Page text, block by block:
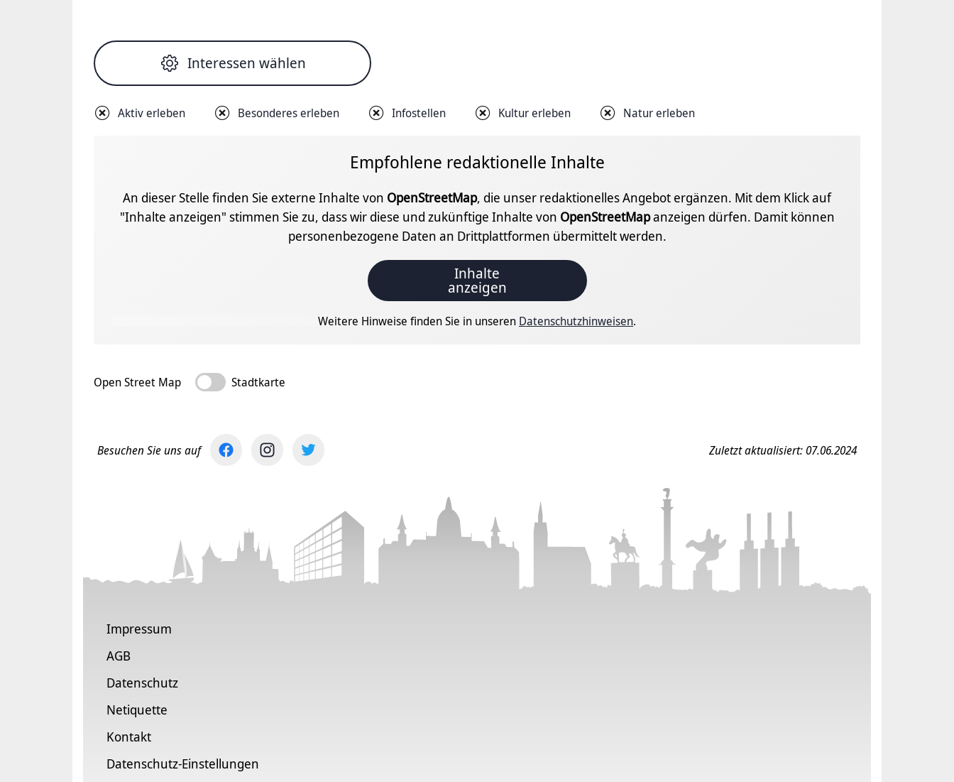
Interessen wählen
Aktiv erleben Besonderes erleben Infostellen Kultur erleben Natur erleben
Empfohlene redaktionelle Inhalte
An dieser Stelle finden Sie externe Inhalte von OpenStreetMap, die unser redaktionelles Angebot ergänzen. Mit dem Klick auf
"Inhalte anzeigen" stimmen Sie zu, dass wir diese und zukünftige Inhalte von OpenStreetMapanzeigen dürfen. Damit können
personenbezogene Daten an Drittplattformen übermittelt werden.
Inhalte
anzeigen
Weitere Hinweise finden Sie in unseren Datenschutzhinweisen.
Open Street Map Stadtkarte
Besuchen Sie uns auf Zuletzt aktualisiert: 07.06.2024
Impressum
AGB
Datenschutz
Netiquette
Kontakt
Datenschutz-Einstellungen